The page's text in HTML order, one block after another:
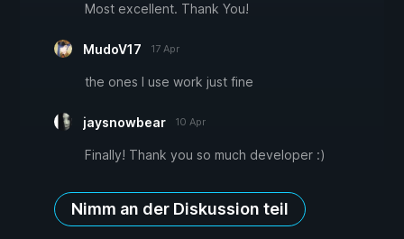
Most excellent. Thank You!
MudoV17 17 Apr
the ones I use work just fine
jaysnowbear 10 Apr
Finally! Thank you so much developer :)
Nimm an der Diskussion teil